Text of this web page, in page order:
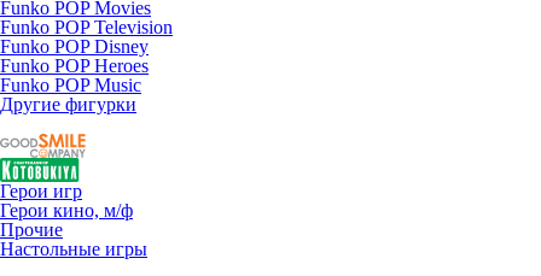
Funko POP Movies
Funko POP Television
Funko POP Disney
Funko POP Heroes
Funko POP Music
Другие фигурки
Герои игр
Герои кино, м/ф
Прочие
Настольные игры